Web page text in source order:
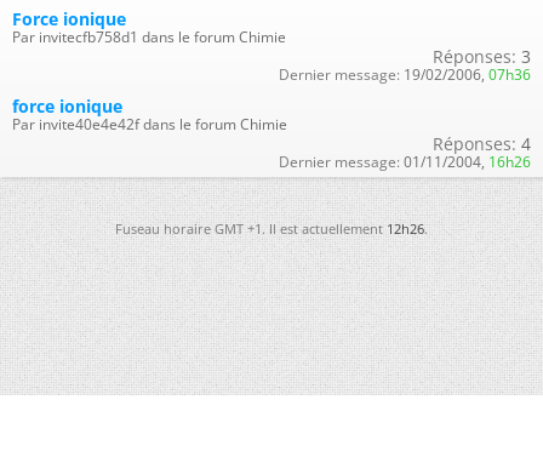
Force ionique
Par invitecfb758d1 dans le forum Chimie
Réponses: 3
Dernier message: 19/02/2006, 07h36
force ionique
Par invite40e4e42f dans le forum Chimie
Réponses: 4
Dernier message: 01/11/2004, 16h26
Fuseau horaire GMT +1. Il est actuellement12h26.